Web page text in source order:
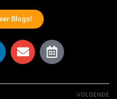
Blogs!
VOLGENDE